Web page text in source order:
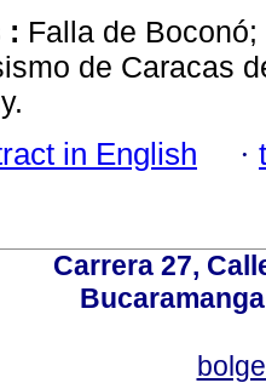
: Falla de
de Caracas
in English ·
Carrera 27,